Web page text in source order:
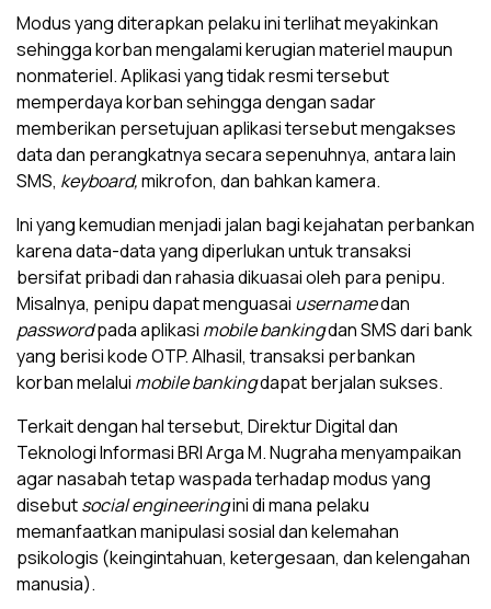
Modus yang diterapkan pelaku ini terlihat meyakinkan
sehingga korban mengalami kerugian materiel maupun
nonmateriel. Aplikasi yang tidak resmi tersebut
memperdaya korban sehingga dengan sadar
memberikan persetujuan aplikasi tersebut mengakses
data dan perangkatnya secara sepenuhnya, antara lain
SMS, keyboard,mikrofon, dan bahkan kamera.
Ini yang kemudian menjadi jalan bagi kejahatan perbankan
karena data-data yang diperlukan untuk transaksi
bersifat pribadi dan rahasia dikuasai oleh para penipu.
Misalnya, penipu dapat menguasai usernamedan
passwordpada aplikasi mobile bankingdan SMS dari bank
yang berisi kode OTP. Alhasil, transaksi perbankan
korban melalui mobile bankingdapat berjalan sukses.
Terkait dengan hal tersebut, Direktur Digital dan
Teknologi Informasi BRI Arga M. Nugraha menyampaikan
agar nasabah tetap waspada terhadap modus yang
disebutsocial engineeringini di mana pelaku
memanfaatkan manipulasi sosial dan kelemahan
psikologis (keingintahuan, ketergesaan, dan kelengahan
manusia).